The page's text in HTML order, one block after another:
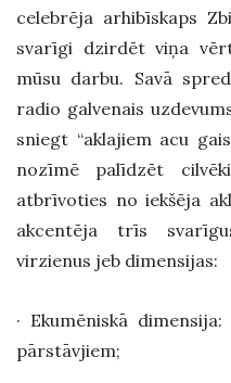
celebrēja arhibīskaps
svarīgi dzirdēt viņa
mūsu darbu. Savā
radio galvenais
sniegt “aklajiem acu
nozīmē palīdzēt
atbrīvoties no iekšēja
akcentēja trīs
virzienus jeb dimensijas:
· Ekumēniskā
pārstāvjiem;